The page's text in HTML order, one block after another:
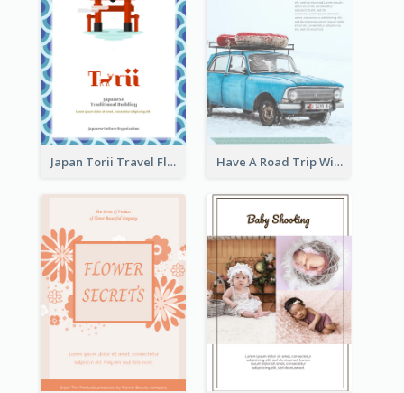
Japan Torii Travel Flyer Have A Road Trip With Cars Flyer